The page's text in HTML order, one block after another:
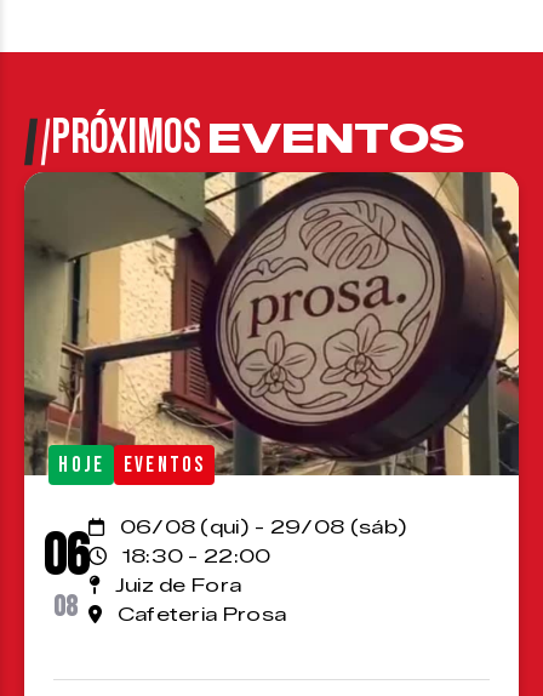
PRÓXIMOSEVENTOS
HOJE EVENTOS
06
08
06/08 (qui) - 29/08 (sáb)
18:30 - 22:00
Juiz de Fora
Cafeteria Prosa